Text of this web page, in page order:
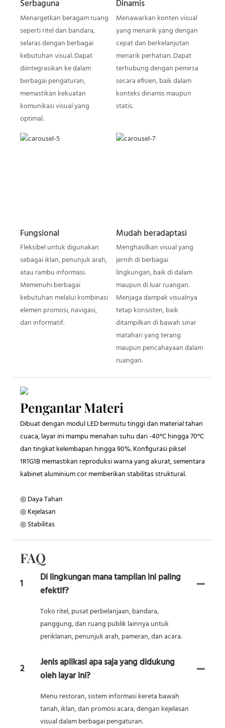
Serbaguna
Menargetkan beragam ruang
seperti ritel dan bandara,
selaras dengan berbagai
kebutuhan visual. Dapat
diintegrasikan ke dalam
berbagai pengaturan,
memastikan kekuatan
komunikasi visual yang
optimal.
Dinamis
Menawarkan konten visual
yang menarik yang dengan
cepat dan berkelanjutan
menarik perhatian. Dapat
terhubung dengan pemirsa
secara efisien, baik dalam
konteks dinamis maupun
statis.
Fungsional
Fleksibel untuk digunakan
sebagai iklan, penunjuk arah,
atau rambu informasi.
Memenuhi berbagai
kebutuhan melalui kombinasi
elemen promosi, navigasi,
dan informatif.
Mudah beradaptasi
Menghasilkan visual yang
jernih di berbagai
lingkungan, baik di dalam
maupun di luar ruangan.
Menjaga dampak visualnya
tetap konsisten, baik
ditampilkan di bawah sinar
matahari yang terang
maupun pencahayaan dalam
ruangan.
Pengantar Materi
Dibuat dengan modul LED bermutu tinggi dan material tahan
cuaca, layar ini mampu menahan suhu dari -40°C hingga 70°C
dan tingkat kelembapan hingga 90%. Konfigurasi piksel
1R1G1B memastikan reproduksi warna yang akurat, sementara
kabinet aluminium cor memberikan stabilitas struktural.
◎ Daya Tahan
◎ Kejelasan
◎ Stabilitas
FAQ
1
Di lingkungan mana tampilan ini paling
efektif?
Toko ritel, pusat perbelanjaan, bandara,
panggung, dan ruang publik lainnya untuk
periklanan, penunjuk arah, pameran, dan acara.
2
Jenis aplikasi apa saja yang didukung
oleh layar ini?
Menu restoran, sistem informasi kereta bawah
tanah, iklan, dan promosi acara, dengan kejelasan
visual dalam berbagai pengaturan.